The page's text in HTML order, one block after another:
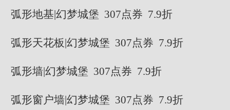
弧形地基|幻梦城堡 307点券 7.9折
弧形天花板|幻梦城堡 307点券 7.9折
弧形墙|幻梦城堡 307点券 7.9折
弧形窗户墙|幻梦城堡 307点券 7.9折